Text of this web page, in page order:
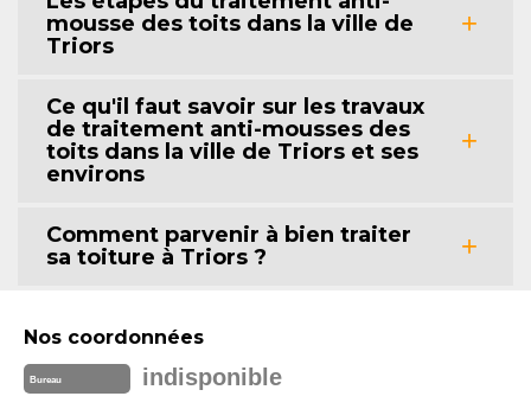
mousse des toits dans la ville de
Triors
Ce qu'il faut savoir sur les travaux
de traitement anti-mousses des
toits dans la ville de Triors et ses
environs
Comment parvenir à bien traiter
sa toiture à Triors ?
Nos coordonnées
Bureau indisponible